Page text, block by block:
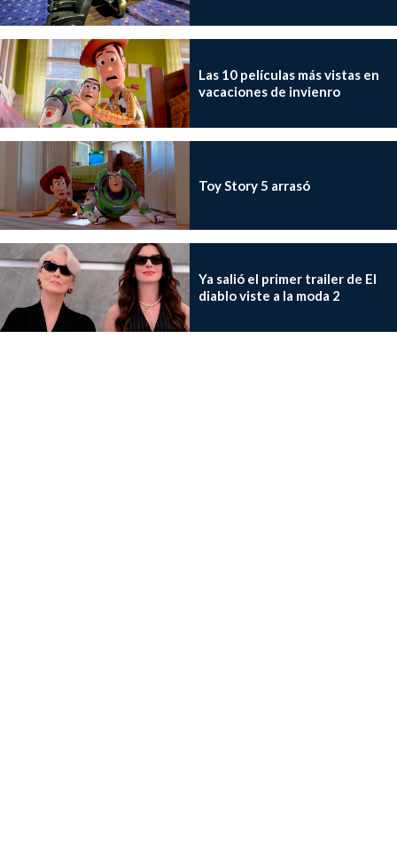
Las 10 películas más vistas en
vacaciones de invienro
Toy Story 5 arrasó
Ya salió el primer trailer de El
diablo viste a la moda 2